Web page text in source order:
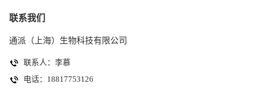
联系我们
通派（上海）生物科技有限公司
联系人：李慕
电话：18817753126